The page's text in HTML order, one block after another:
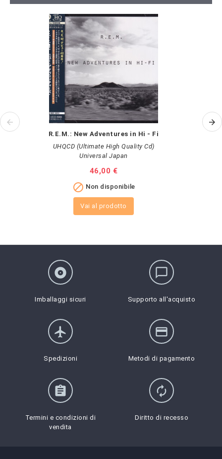
R.E.M.: New Adventures in Hi - Fi
UHQCD (Ultimate High Quality Cd)
Universal Japan
Prezzo
46,00 €
 Non disponibile
Vai al prodotto
album
Imballaggi sicuri
chat_bubble_outline
Supporto all'acquisto
flight
Spedizioni
credit_card
Metodi di pagamento
assignment
Termini e condizioni di
vendita
autorenew
Diritto di recesso